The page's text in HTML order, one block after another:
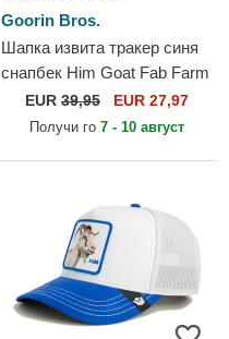
Goorin Bros.
Шапка извита тракер синя
снапбек Him Goat Fab Farm
The Farm от Goorin Bros.
EUR 39,95 EUR 27,97
Получи го 7 - 10 август